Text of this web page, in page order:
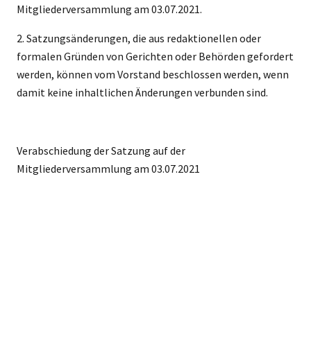
Mitgliederversammlung am 03.07.2021.
2. Satzungsänderungen, die aus redaktionellen oder
formalen Gründen von Gerichten oder Behörden gefordert
werden, können vom Vorstand beschlossen werden, wenn
damit keine inhaltlichen Änderungen verbunden sind.
Verabschiedung der Satzung auf der
Mitgliederversammlung am 03.07.2021